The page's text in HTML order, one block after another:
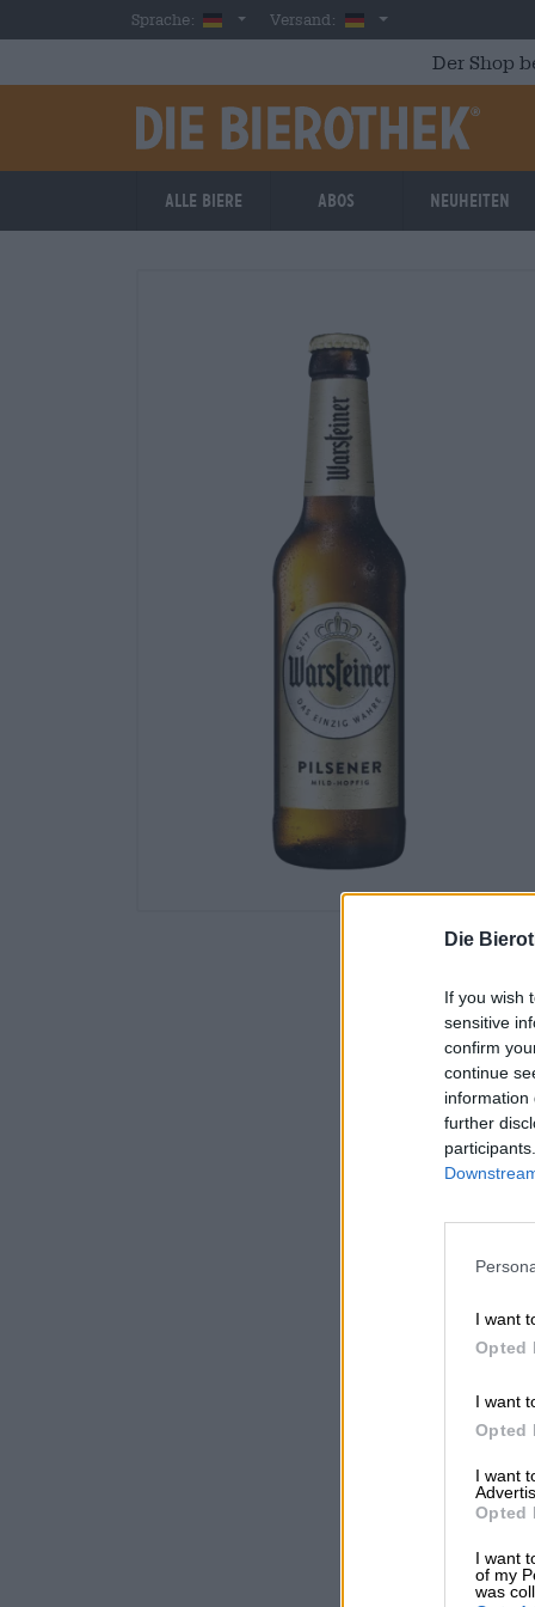
Die
If you wish
sensitive
confirm
continue
information
further
I want
Opted
I want
Opted
I want
Opted
I want
of my
was
Skip to main contentSprache: GermanVersand: Deutschland
Der Shop
Alle Biere Abos Neuheiten